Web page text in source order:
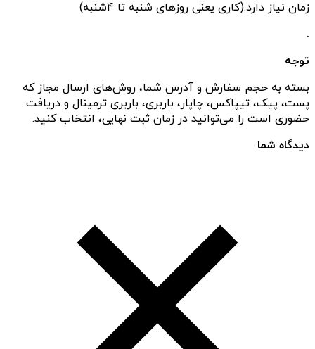
زمان نیاز دارد.(کاری یعنی روزهای شنبه تا 4شنبه)
.
توجه
بسته به حجم سفارش و آدرس شما، روش‌های ارسال مجاز که
پست، پیک، تیپاکس، چاپار، باربری، باربری ترمینال و دریافت
حضوری است را می‌توانید در زمان ثبت نهایی، انتخاب کنید.
دیدگاه شما